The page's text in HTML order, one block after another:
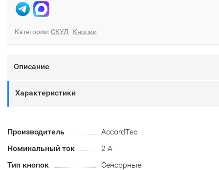
Категории: СКУД Кнопки
Описание
Характеристики
Производитель
AccordTec
Номинальный ток
2 А
Тип кнопок
Сенсорные